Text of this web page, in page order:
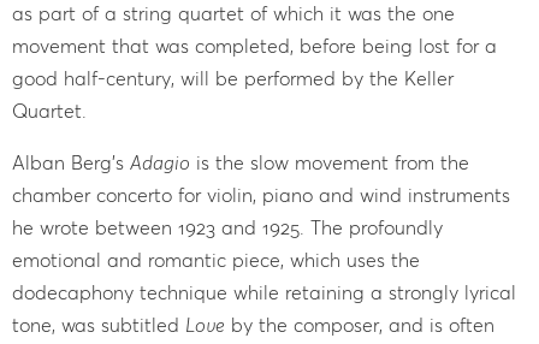
as part of a string quartet of which it was the one
movement that was completed, before being lost for a
good half-century, will be performed by the Keller
Quartet.
Alban Berg’s Adagio is the slow movement from the
chamber concerto for violin, piano and wind instruments
he wrote between 1923 and 1925. The profoundly
emotional and romantic piece, which uses the
dodecaphony technique while retaining a strongly lyrical
tone, was subtitled Love by the composer, and is often